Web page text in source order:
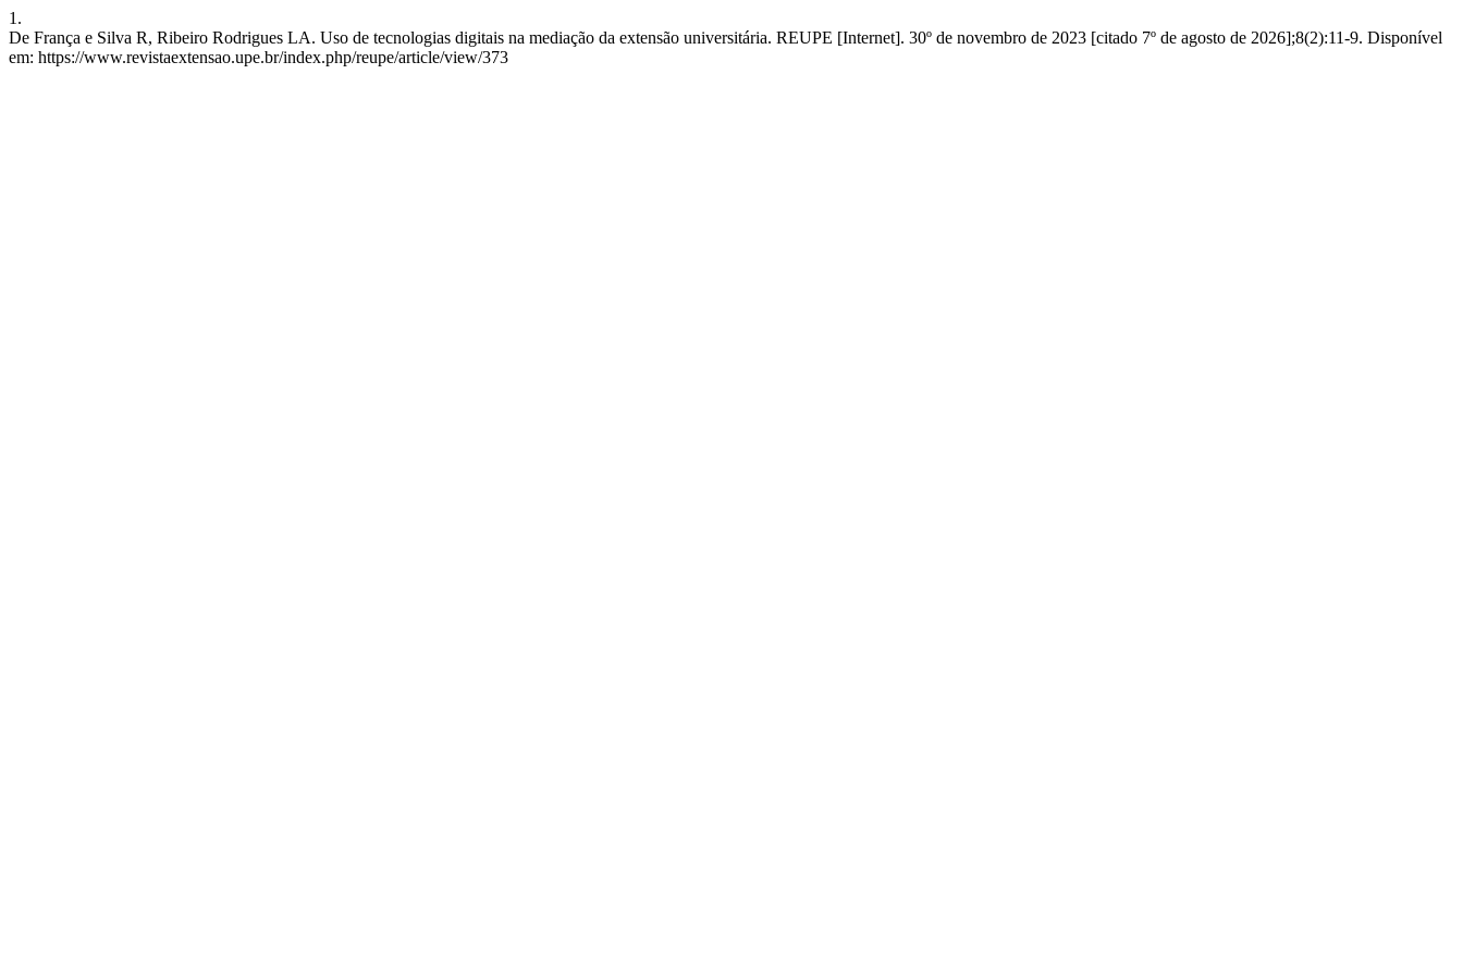
1.
De França e Silva R, Ribeiro Rodrigues LA. Uso de tecnologias digitais na mediação da extensão universitária. REUPE [Internet]. 30º de novembro de 2023 [citado 7º de agosto de 2026];8(2):11-9. Disponível
em: https://www.revistaextensao.upe.br/index.php/reupe/article/view/373